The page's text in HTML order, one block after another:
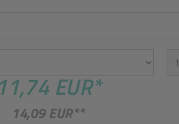
11,74 EUR*
14,09 EUR**